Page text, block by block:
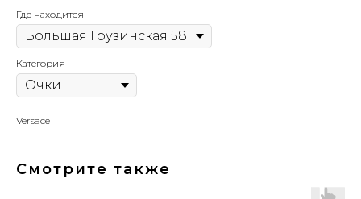
Где находится
Категория
Versace
Смотрите также